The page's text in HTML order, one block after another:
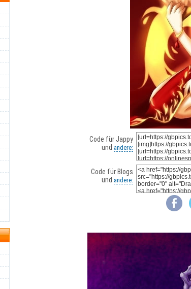
Code für Jappy
und andere:
Code für Blogs
und andere: